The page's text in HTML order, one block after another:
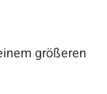
größeren